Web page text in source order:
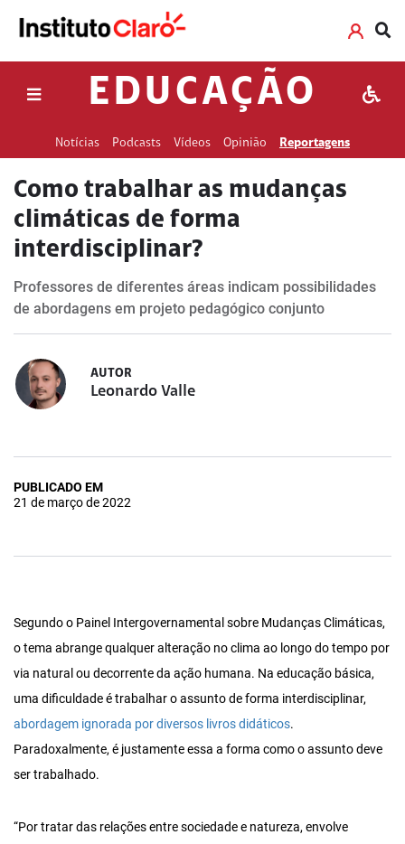
EDUCAÇÃO
Notícias Podcasts Vídeos Opinião Reportagens
Como trabalhar as mudanças
climáticas de forma
interdisciplinar?
Professores de diferentes áreas indicam possibilidades
de abordagens em projeto pedagógico conjunto
AUTOR
Leonardo Valle
PUBLICADO EM
21 de março de 2022
Segundo o Painel Intergovernamental sobre Mudanças Climáticas,
o tema abrange qualquer alteração no clima ao longo do tempo por
via natural ou decorrente da ação humana. Na educação básica,
uma dificuldade é trabalhar o assunto de forma interdisciplinar,
abordagem ignorada por diversos livros didáticos.
Paradoxalmente, é justamente essa a forma como o assunto deve
ser trabalhado.
“Por tratar das relações entre sociedade e natureza, envolve